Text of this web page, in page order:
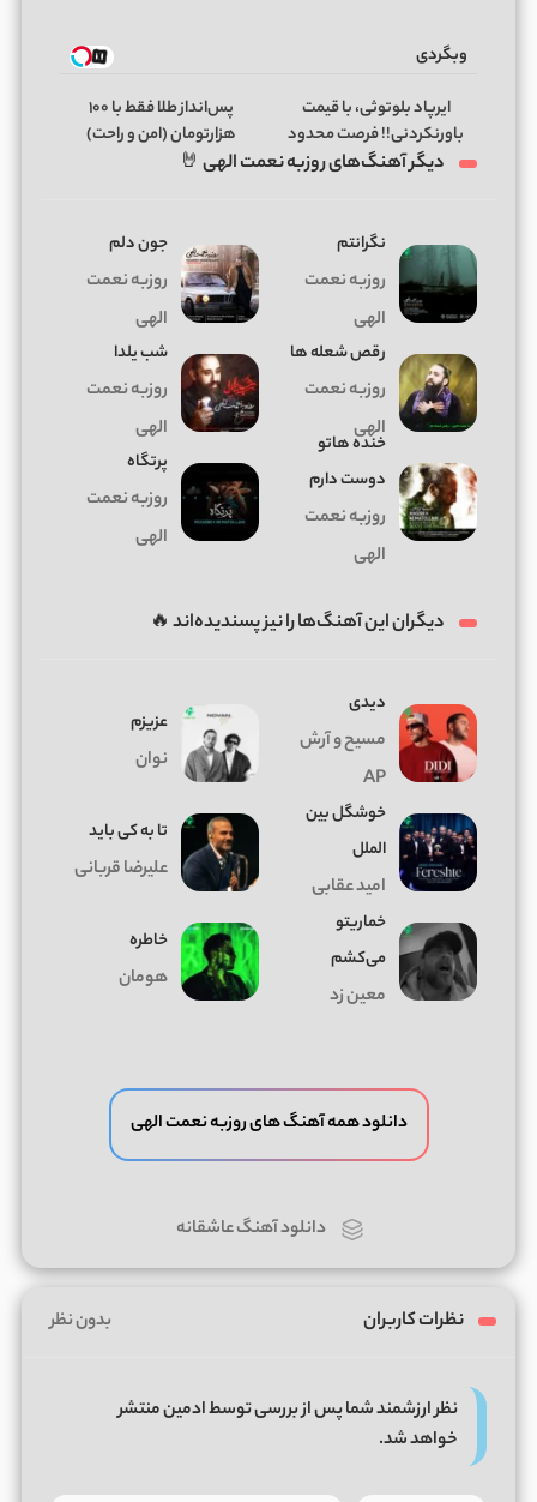
وبگردی
ایرپاد بلوتوثی، با قیمت
باورنکردنی!! فرصت محدود
پس‌انداز طلا فقط با ۱۰۰
هزارتومان (امن و راحت)
دیگر آهنگ‌های روزبه نعمت الهی 🤘
نگرانتم
روزبه نعمت
الهی
جون دلم
روزبه نعمت
الهی
رقص شعله ها
روزبه نعمت
الهی
شب یلدا
روزبه نعمت
الهی
خنده هاتو
دوست دارم
روزبه نعمت
الهی
پرتگاه
روزبه نعمت
الهی
دیگران این آهنگ‌ها را نیز پسندیده‌اند 🔥
دیدی
مسیح و آرش
AP
عزیزم
نوان
خوشگل بین
الملل
امید عقابی
تا به کی باید
علیرضا قربانی
خماریتو
می‌کشم
معین زد
خاطره
هومان
دانلود همه آهنگ های روزبه نعمت الهی
دانلود آهنگ عاشقانه
نظرات کاربران بدون نظر
نظر ارزشمند شما پس از بررسی توسط ادمین منتشر
خواهد شد.